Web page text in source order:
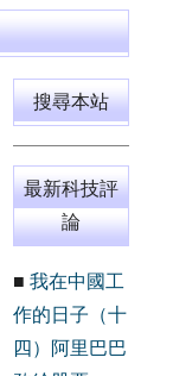
搜尋本站
最新科技評
論
■ 我在中國工
作的日子（十
四）阿里巴巴